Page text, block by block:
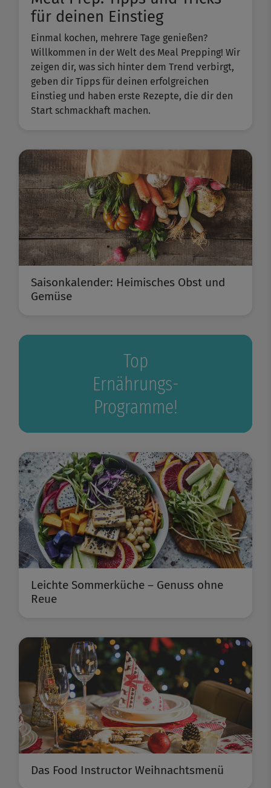
für deinen Einstieg
Einmal kochen, mehrere Tage genießen?
Willkommen in der Welt des Meal Prepping! Wir
zeigen dir, was sich hinter dem Trend verbirgt,
geben dir Tipps für deinen erfolgreichen
Einstieg und haben erste Rezepte, die dir den
Start schmackhaft machen.
Saisonkalender: Heimisches Obst und
Gemüse
Top
Ernährungs-
Programme!
Leichte Sommerküche – Genuss ohne
Reue
Das Food Instructor Weihnachtsmenü